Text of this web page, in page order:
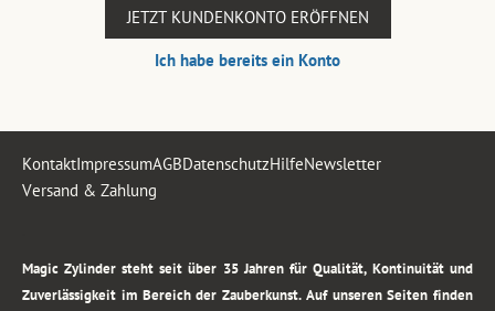
JETZT KUNDENKONTO ERÖFFNEN
Ich habe bereits ein Konto
KontaktImpressumAGBDatenschutzHilfeNewsletter
Versand & Zahlung
Magic Zylinder steht seit über 35 Jahren für Qualität, Kontinuität und
Zuverlässigkeit im Bereich der Zauberkunst. Auf unseren Seiten finden